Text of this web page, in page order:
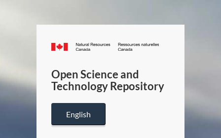
Canada.ca
/
Canada
Open Science and
Technology Repository
English